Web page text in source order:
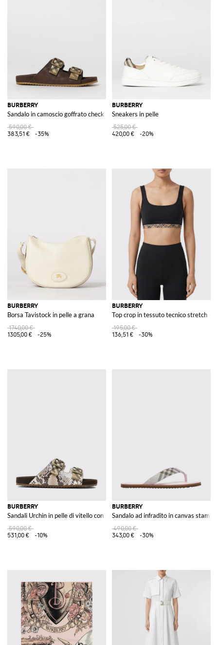
BURBERRY
Sandalo in camoscio goffrato check
590,00 €
383,51 €
-35%
BURBERRY
Sneakers in pelle
525,00 €
420,00 €
-20%
BURBERRY
Borsa Tavistock in pelle a grana
1740,00 €
1305,00 €
-25%
BURBERRY
Top crop in tessuto tecnico stretch
195,00 €
136,51 €
-30%
BURBERRY
Sandali Urchin in pelle di vitello con stampa pitone e tacco basso
590,00 €
531,00 €
-10%
BURBERRY
Sandalo ad infradito in canvas stampa
490,00 €
343,00 €
-30%